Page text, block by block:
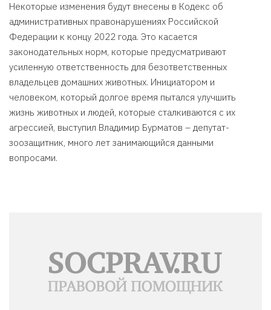
Некоторые изменения будут внесены в Кодекс об
административных правонарушениях Российской
Федерации к концу 2022 года. Это касается
законодательных норм, которые предусматривают
усиленную ответственность для безответственных
владельцев домашних животных. Инициатором и
человеком, который долгое время пытался улучшить
жизнь животных и людей, которые сталкиваются с их
агрессией, выступил Владимир Бурматов – депутат-
зоозащитник, много лет занимающийся данными
вопросами.